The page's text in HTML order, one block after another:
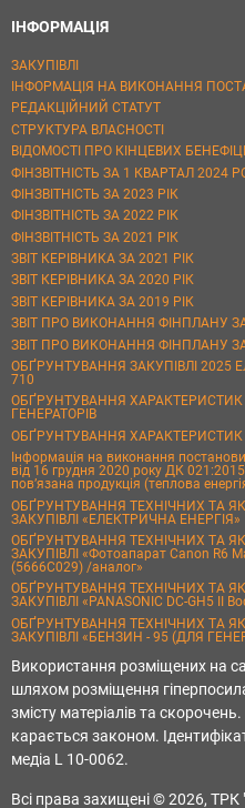
ІНФОРМАЦІЯ
ЗАКУПІВЛІ
ІНФОРМАЦІЯ НА ВИКОНАННЯ
РЕДАКЦІЙНИЙ СТАТУТ
СТРУКТУРА ВЛАСНОСТІ
ВІДОМОСТІ ПРО КІНЦЕВИХ
ФІНЗВІТНІСТЬ ЗА 1 КВАРТАЛ 2024
ФІНЗВІТНІСТЬ ЗА 2023 РІК
ФІНЗВІТНІСТЬ ЗА 2022 РІК
ФІНЗВІТНІСТЬ ЗА 2021 РІК
ЗВІТ КЕРІВНИКА ЗА 2021 РІК
ЗВІТ КЕРІВНИКА ЗА 2020 РІК
ЗВІТ КЕРІВНИКА ЗА 2019 РІК
ЗВІТ ПРО ВИКОНАННЯ ФІНПЛАНУ
ЗВІТ ПРО ВИКОНАННЯ ФІНПЛАНУ
ОБҐРУНТУВАННЯ ЗАКУПІВЛІ 2025
710
ОБҐРУНТУВАННЯ
ГЕНЕРАТОРІВ
ОБҐРУНТУВАННЯ ХАРАКТЕРИСТИК
Інформація на виконання
від 16 грудня 2020 року ДК
пов’язана продукція (теплова
ОБҐРУНТУВАННЯ ТЕХНІЧНИХ ТА
ЗАКУПІВЛІ «ЕЛЕКТРИЧНА ЕНЕРГІЯ»
ОБҐРУНТУВАННЯ ТЕХНІЧНИХ ТА
ЗАКУПІВЛІ «Фотоапарат Canon R6
(5666C029) /аналог»
ОБҐРУНТУВАННЯ ТЕХНІЧНИХ ТА
ЗАКУПІВЛІ «PANASONIC DC-GH5 II
ОБҐРУНТУВАННЯ ТЕХНІЧНИХ ТА
ЗАКУПІВЛІ «БЕНЗИН - 95 (ДЛЯ
Використання розміщених на
шляхом розміщення
змісту матеріалів та
карається законом.
медіа L 10-0062.
Всі права захищені © 2026, ТРК